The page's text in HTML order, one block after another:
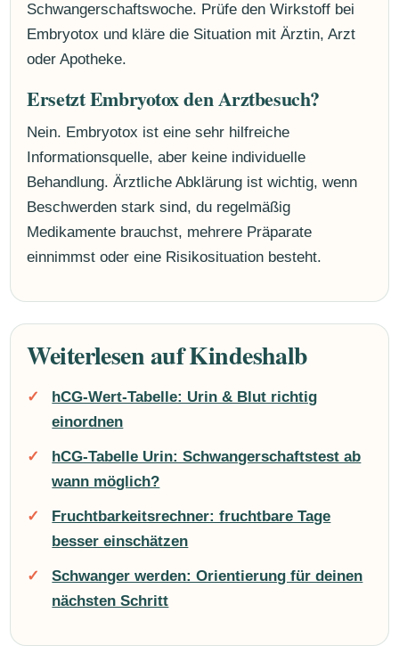
Schwangerschaftswoche. Prüfe den Wirkstoff bei
Embryotox und kläre die Situation mit Ärztin, Arzt
oder Apotheke.
Ersetzt Embryotox den Arztbesuch?
Nein. Embryotox ist eine sehr hilfreiche
Informationsquelle, aber keine individuelle
Behandlung. Ärztliche Abklärung ist wichtig, wenn
Beschwerden stark sind, du regelmäßig
Medikamente brauchst, mehrere Präparate
einnimmst oder eine Risikosituation besteht.
Weiterlesen auf Kindeshalb
hCG-Wert-Tabelle: Urin & Blut richtig
einordnen
hCG-Tabelle Urin: Schwangerschaftstest ab
wann möglich?
Fruchtbarkeitsrechner: fruchtbare Tage
besser einschätzen
Schwanger werden: Orientierung für deinen
nächsten Schritt